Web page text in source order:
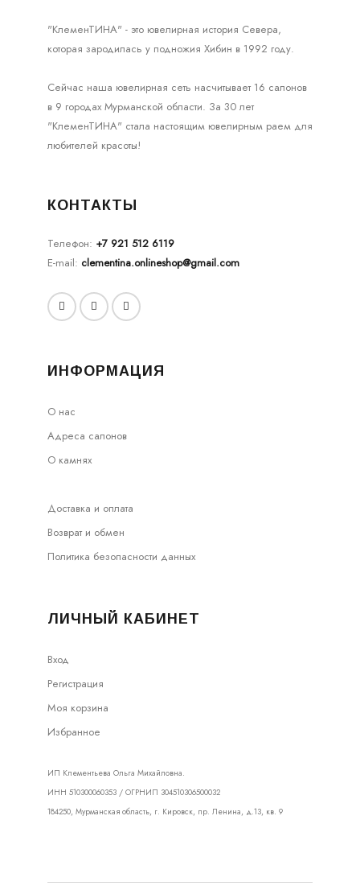
"КлеменТИНА" - это ювелирная история Севера,
которая зародилась у подножия Хибин в 1992 году.
Сейчас наша ювелирная сеть насчитывает 16 салонов
в 9 городах Мурманской области. За 30 лет
"КлеменТИНА" стала настоящим ювелирным раем для
любителей красоты!
КОНТАКТЫ
Телефон: +7 921 512 6119
E-mail: clementina.onlineshop@gmail.com
ИНФОРМАЦИЯ
О нас
Адреса салонов
О камнях
Доставка и оплата
Возврат и обмен
Политика безопасности данных
ЛИЧНЫЙ КАБИНЕТ
Вход
Регистрация
Моя корзина
Избранное
ИП Клементьева Ольга Михайловна.
ИНН 510300060353 / ОГРНИП 304510306500032
184250, Мурманская область, г. Кировск, пр. Ленина, д.13, кв. 9